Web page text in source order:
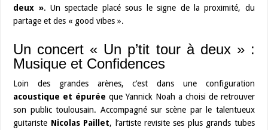
deux ». Un spectacle placé sous le signe de la proximité, du
partage et des « good vibes ».
Un concert « Un p’tit tour à deux » :
Musique et Confidences
Loin des grandes arènes, c’est dans une configuration
acoustique et épurée que Yannick Noah a choisi de retrouver
son public toulousain. Accompagné sur scène par le talentueux
guitariste Nicolas Paillet, l’artiste revisite ses plus grands tubes